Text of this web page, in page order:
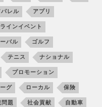
パレル アプリ
インイベント
バル ゴルフ
テニス ナショナル
プロモーション
グ ローカル 保険
問題 社会貢献 自動車